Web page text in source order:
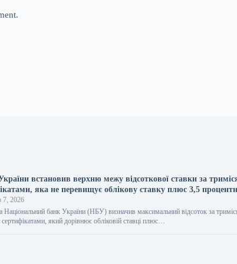
встановив верхню межу відсоткової ставки за
яка не перевищує облікову ставку плюс 3,5
7, 2026
Національний банк України (НБУ) визначив максимальний відсоток за
який дорівнює обліковій ставці плюс…